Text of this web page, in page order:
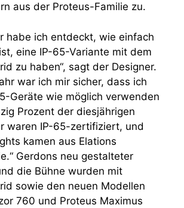
aus der Proteus-Familie zu.
habe ich entdeckt, wie einfach
eine IP-65-Variante mit dem
zu haben“, sagt der Designer.
war ich mir sicher, dass ich
Geräte wie möglich verwenden
Prozent der diesjährigen
waren IP-65-zertifiziert, und
kamen aus Elations
Gerdons neu gestalteter
die Bühne wurden mit
sowie den neuen Modellen
760 und Proteus Maximus